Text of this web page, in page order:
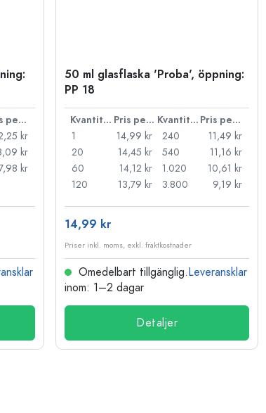
Pris per styck
kr
kr
kr
50 ml glasflaska 'Proba', öppning:
PP 18
Kvantitet Pris per styck Kvantitet
Pris per styck
1
14,99 kr
20
14,45 kr
60
14,12 kr
120
13,79 kr
240
11,49 kr
540
11,16 kr
1.020
10,61 kr
3.800
9,19 kr
14,99 kr
Priser inkl. moms, exkl. fraktkostnader
Omedelbart tillgänglig.Leveransklar
inom: 1–2 dagar
Detaljer